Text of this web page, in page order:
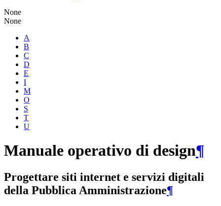
None
None
A
B
C
D
E
I
M
O
S
T
U
Manuale operativo di design¶
Progettare siti internet e servizi digitali
della Pubblica Amministrazione¶